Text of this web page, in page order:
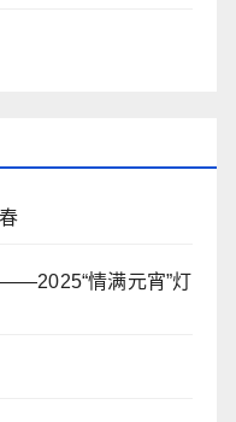
情满元宵”灯